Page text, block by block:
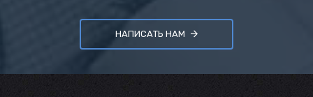
НАПИСАТЬ НАМ